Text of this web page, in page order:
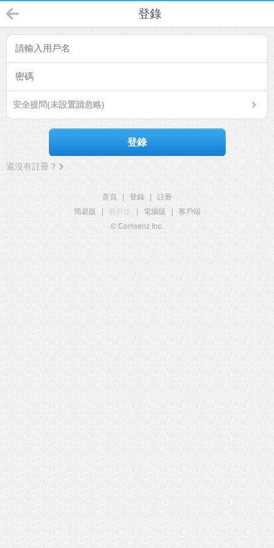
登錄
安全提問(未設置請忽略)
登錄
還沒有註冊？
首頁 登錄
註冊
簡易版
觸屏版 電腦版
客戶端
© Comsenz Inc.